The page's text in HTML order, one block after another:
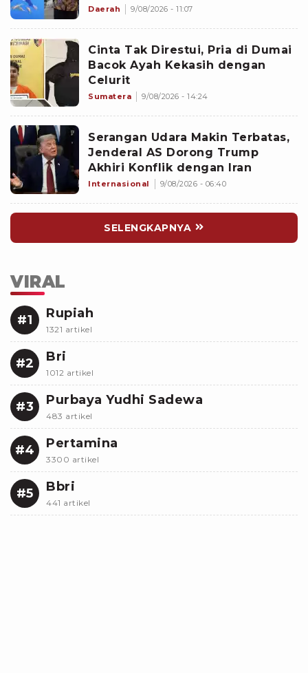
Sherly Tjoanda soal Rumpon
Daerah 9/08/2026 - 11:07
Cinta Tak Direstui, Pria di Dumai
Bacok Ayah Kekasih dengan
Celurit
Sumatera 9/08/2026 - 14:24
Serangan Udara Makin Terbatas,
Jenderal AS Dorong Trump
Akhiri Konflik dengan Iran
Internasional 9/08/2026 - 06:40
SELENGKAPNYA
VIRAL
#1 Rupiah
1321 artikel
#2 Bri
1012 artikel
#3 Purbaya Yudhi Sadewa
483 artikel
#4 Pertamina
3300 artikel
#5 Bbri
441 artikel